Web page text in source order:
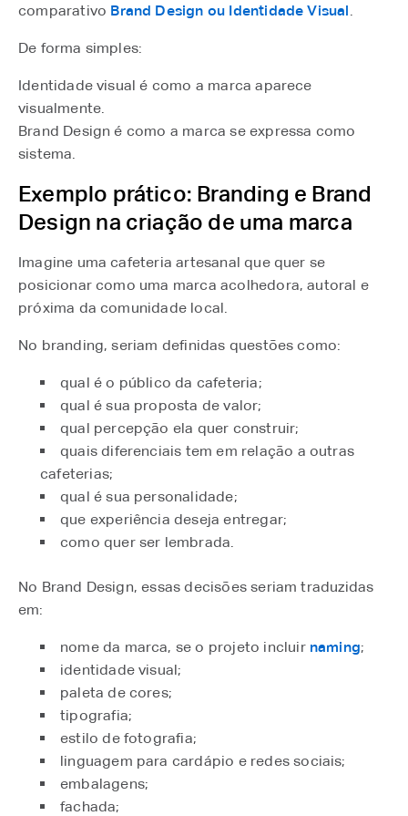
comparativo Brand Design ou Identidade Visual⁠.
De forma simples:
Identidade visual é como a marca aparece
visualmente.
Brand Design é como a marca se expressa como
sistema.
Exemplo prático: Branding e Brand
Design na criação de uma marca
Imagine uma cafeteria artesanal que quer se
posicionar como uma marca acolhedora, autoral e
próxima da comunidade local.
No branding, seriam definidas questões como:
qual é o público da cafeteria;
qual é sua proposta de valor;
qual percepção ela quer construir;
quais diferenciais tem em relação a outras
cafeterias;
qual é sua personalidade;
que experiência deseja entregar;
como quer ser lembrada.
No Brand Design, essas decisões seriam traduzidas
em:
nome da marca, se o projeto incluir naming⁠;
identidade visual;
paleta de cores;
tipografia;
estilo de fotografia;
linguagem para cardápio e redes sociais;
embalagens;
fachada;